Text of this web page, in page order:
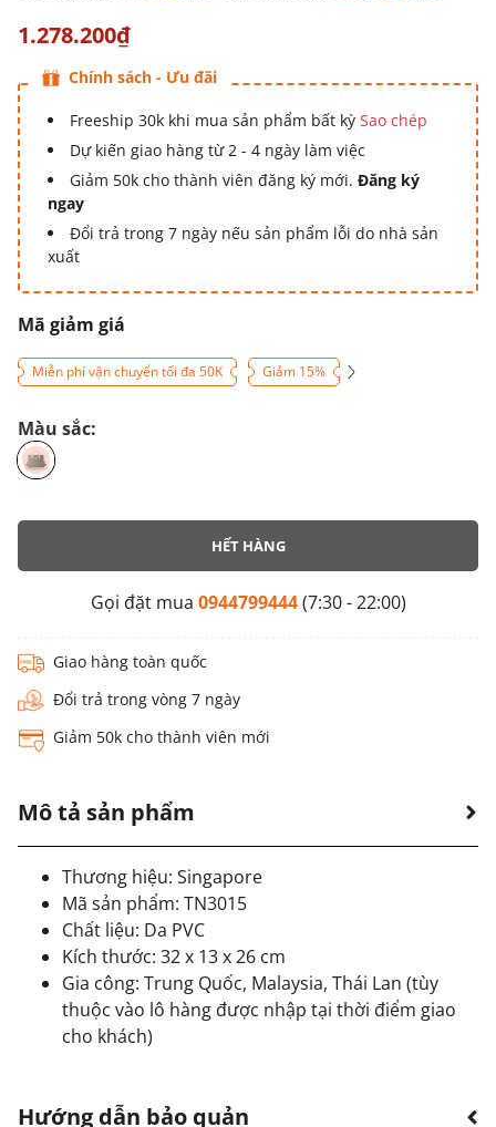
1.278.200₫
Chính sách - Ưu đãi
Freeship 30k khi mua sản phẩm bất kỳ Sao chép
Dự kiến giao hàng từ 2 - 4 ngày làm việc
Giảm 50k cho thành viên đăng ký mới. Đăng ký
ngay
Đổi trả trong 7 ngày nếu sản phẩm lỗi do nhà sản
xuất
Mã giảm giá
Miễn phí vận chuyển tối đa 50K Giảm 15%
Màu sắc:
HẾT HÀNG
Gọi đặt mua 0944799444(7:30 - 22:00)
Giao hàng toàn quốc
Đổi trả trong vòng 7 ngày
Giảm 50k cho thành viên mới
Mô tả sản phẩm
Thương hiệu: Singapore
Mã sản phẩm: TN3015
Chất liệu: Da PVC
Kích thước: 32 x 13 x 26 cm
Gia công: Trung Quốc, Malaysia, Thái Lan (tùy
thuộc vào lô hàng được nhập tại thời điểm giao
cho khách)
Hướng dẫn bảo quản